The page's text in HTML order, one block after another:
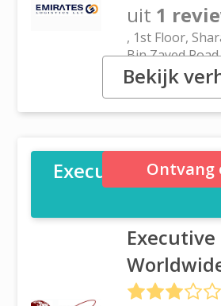
uit 1
, 1st Floor,
Bin Zayed
Showroom,
Bridge,
Bekijk
Executive Movers
Ontvang